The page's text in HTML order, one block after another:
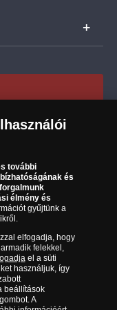
9.00 és 17.00
óra között)
további
és
élmény és
gyűjtünk a
elfogadja, hogy
felekkel,
el a süti
használjuk, így
beállítások
A